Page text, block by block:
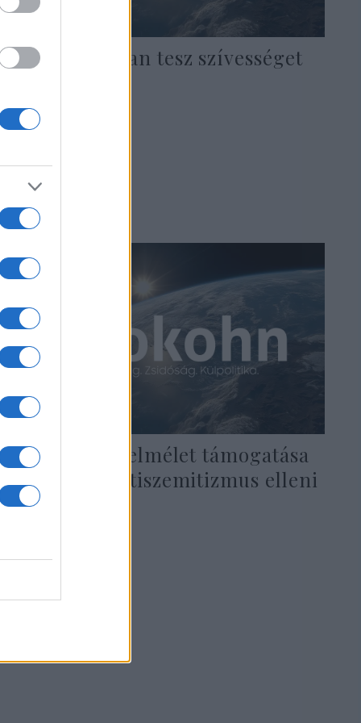
Bennett naivan tesz szívességet
2022. március 24.
A kritikai fajelmélet támogatása
aláássa az antiszemitizmus elleni
harcot
2021. november 18.